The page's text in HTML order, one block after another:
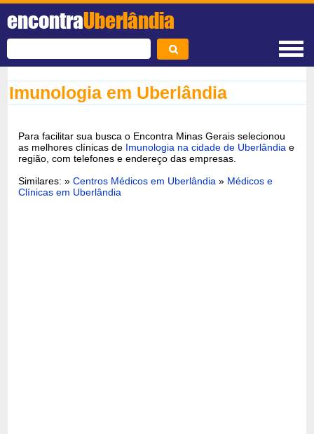
encontraUberlândia
Imunologia em Uberlândia
Para facilitar sua busca o Encontra Minas Gerais selecionou
as melhores clínicas de Imunologia na cidade de Uberlândia e
região, com telefones e endereço das empresas.
Similares: »Centros Médicos em Uberlândia » Médicos e
Clínicas em Uberlândia